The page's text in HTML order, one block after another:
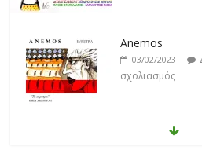
Anemos
03/02/2023
σχολιασμός
Θοδωρής Φέρρης